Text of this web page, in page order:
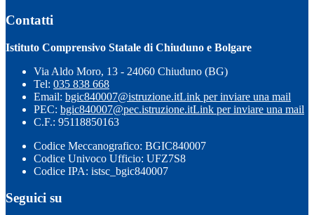
Contatti
Istituto Comprensivo Statale di Chiuduno e Bolgare
Via Aldo Moro, 13 - 24060 Chiuduno (BG)
Tel: 035 838 668
Email: bgic840007@istruzione.itLink per inviare una mail
PEC: bgic840007@pec.istruzione.itLink per inviare una mail
C.F.: 95118850163
Codice Meccanografico: BGIC840007
Codice Univoco Ufficio: UFZ7S8
Codice IPA: istsc_bgic840007
Seguici su